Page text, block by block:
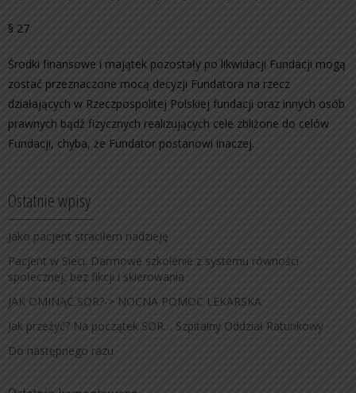
§ 27
Środki finansowe i majątek pozostały po likwidacji Fundacji mogą
zostać przeznaczone mocą decyzji Fundatora na rzecz
działających w Rzeczpospolitej Polskiej fundacji oraz innych osób
prawnych bądź fizycznych realizujących cele zbliżone do celów
Fundacji, chyba, że Fundator postanowi inaczej.
Ostatnie wpisy
Jako pacjent straciłem nadzieję
Pacjent w Sieci. Darmowe szkolenie z systemu równości
społecznej, bez fikcji i skierowania
JAK OMINĄĆ SOR?-> NOCNA POMOC LEKARSKA
Jak przeżyć? Na początek SOR… Szpitalny Oddział Ratunkowy
Do następnego razu